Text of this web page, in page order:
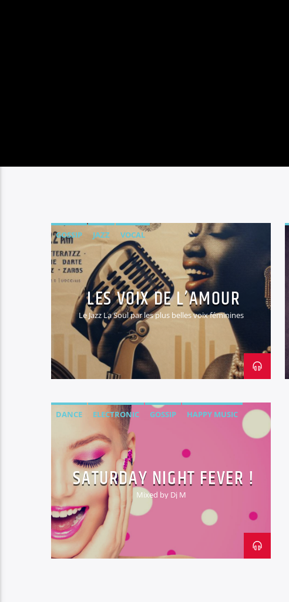
GOSSIP JAZZ VOCAL
LES VOIX DE L’AMOUR
Le Jazz La Soul par les plus belles voix féminines
DANCE ELECTRONIC GOSSIP HAPPY MUSIC
SATURDAY NIGHT FEVER !
Mixed by Dj M